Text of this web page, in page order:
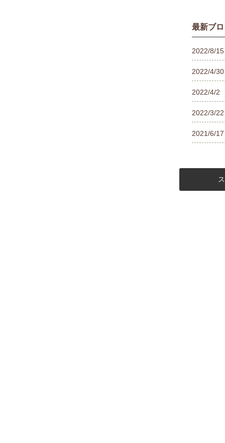
最新ブ
2022/8/15
2022/4/30
2022/4/2
2022/3/22
2021/6/17